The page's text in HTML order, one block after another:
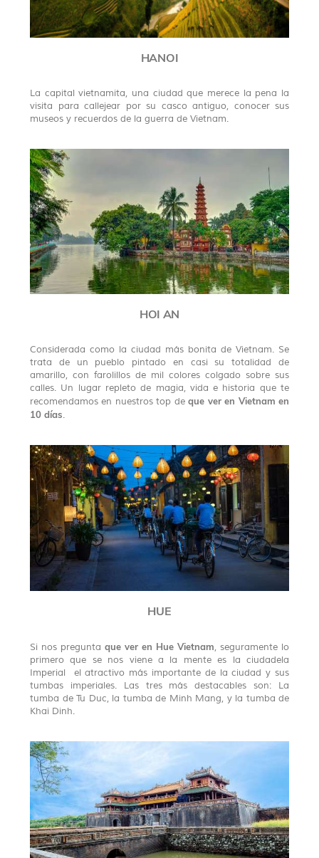
HANOI
La capital vietnamita, una ciudad que merece la pena la
visita para callejear por su casco antiguo, conocer sus
museos y recuerdos de la guerra de Vietnam.
HOI AN
Considerada como la ciudad más bonita de Vietnam. Se
trata de un pueblo pintado en casi su totalidad de
amarillo, con farolillos de mil colores colgado sobre sus
calles. Un lugar repleto de magia, vida e historia que te
recomendamos en nuestros top deque ver en Vietnam en
10 días.
HUE
Si nos pregunta que ver en Hue Vietnam, seguramente lo
primero que se nos viene a la mente es la ciudadela
Imperial el atractivo más importante de la ciudad y sus
tumbas imperiales. Las tres más destacables son: La
tumba de Tu Duc, la tumba de Minh Mang, y la tumba de
Khai Dinh.